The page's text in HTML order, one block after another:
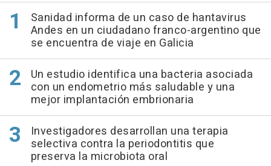
Sanidad informa de un caso de hantavirus
Andes en un ciudadano franco-argentino que
se encuentra de viaje en Galicia
Un estudio identifica una bacteria asociada
con un endometrio más saludable y una
mejor implantación embrionaria
Investigadores desarrollan una terapia
selectiva contra la periodontitis que
preserva la microbiota oral